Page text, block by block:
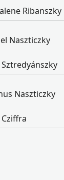
Ribanszky
Naszticzky
Naszticzky